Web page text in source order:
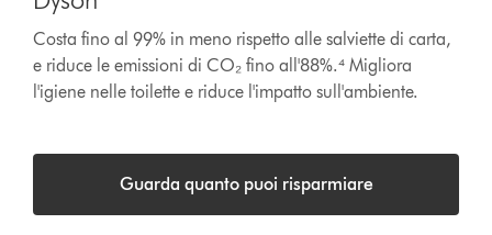
Costa fino al 99% in meno rispetto alle salviette di carta,
e riduce le emissioni di CO₂ fino all'88%.⁴ Migliora
l'igiene nelle toilette e riduce l'impatto sull'ambiente.
Guarda quanto puoi risparmiare